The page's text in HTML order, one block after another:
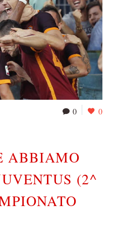
0 0
ABBIAMO
(2^